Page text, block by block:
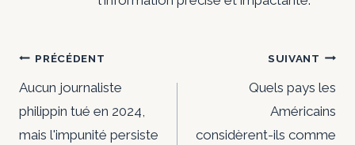
Navigation
de
l’article
PRÉCÉDENT
Aucun journaliste
philippin tué en 2024,
mais l'impunité persiste
SUIVANT
Quels pays les
Américains
considèrent-ils comme